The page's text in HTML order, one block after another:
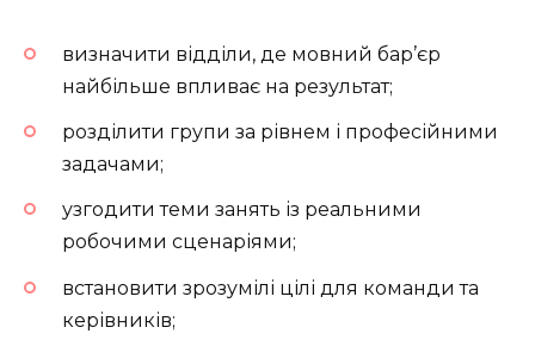
визначити відділи, де мовний бар’єр
найбільше впливає на результат;
розділити групи за рівнем і професійними
задачами;
узгодити теми занять із реальними
робочими сценаріями;
встановити зрозумілі цілі для команди та
керівників;